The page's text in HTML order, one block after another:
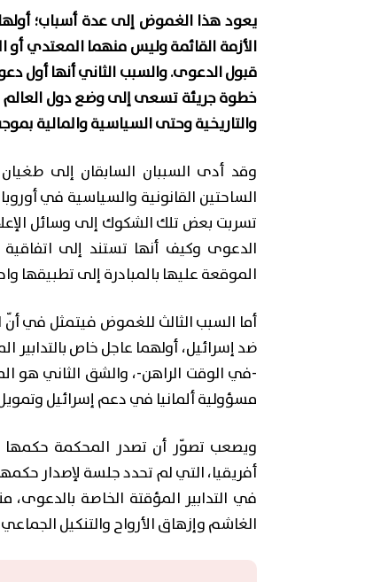
يعود هذا الغموض إلى عدة أسباب؛
الأزمة القائمة وليس منهما المعتدي
قبول الدعوى. والسبب الثاني أنها أول
خطوة جريئة تسعى إلى وضع دول العالم
والتاريخية وحتى السياسية والمالية
وقد أدى السببان السابقان إلى
الساحتين القانونية والسياسية في
تسربت بعض تلك الشكوك إلى وسائل
الدعوى وكيف أنها تستند إلى اتفاقية
الموقعة عليها بالمبادرة إلى تطبيقها
أما السبب الثالث للغموض فيتمثل في
ضد إسرائيل، أولهما عاجل خاص بالتدابير
-في الوقت الراهن-، والشق الثاني هو
مسؤولية ألمانيا في دعم إسرائيل
ويصعب تصوّر أن تصدر المحكمة
أفريقيا، التي لم تحدد جلسة لإصدار
في التدابير المؤقتة الخاصة بالدعوى،
الغاشم وإزهاق الأرواح والتنكيل